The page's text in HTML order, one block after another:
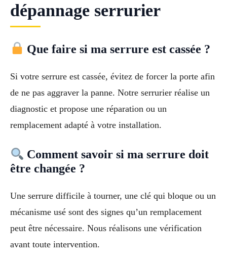
dépannage serrurier
Que faire si ma serrure est cassée ?
Si votre serrure est cassée, évitez de forcer la porte afin
de ne pas aggraver la panne. Notre serrurier réalise un
diagnostic et propose une réparation ou un
remplacement adapté à votre installation.
Comment savoir si ma serrure doit
être changée ?
Une serrure difficile à tourner, une clé qui bloque ou un
mécanisme usé sont des signes qu’un remplacement
peut être nécessaire. Nous réalisons une vérification
avant toute intervention.